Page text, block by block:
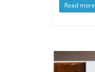
Read more